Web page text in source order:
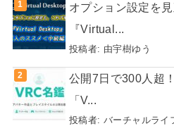
オプション設定を見
『Virtual...
投稿者: 由宇樹ゆう
公開7日で300人超
「V...
投稿者: バーチャルライ